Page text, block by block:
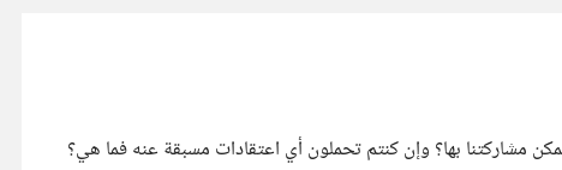
مشاركتنا بها؟ وإن كنتم تحملون أي اعتقادات مسبقة عنه فما هي؟